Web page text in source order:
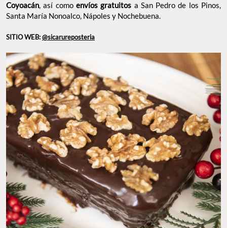
Coyoacán, así como envíos gratuitos a San Pedro de los Pinos,
Santa María Nonoalco, Nápoles y Nochebuena.
SITIO WEB:@sicarureposteria